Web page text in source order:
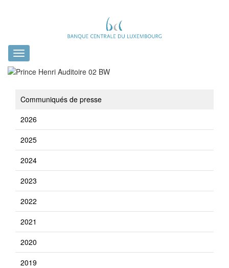
Toggle
navigation
Communiqués de presse
2026
2025
2024
2023
2022
2021
2020
2019